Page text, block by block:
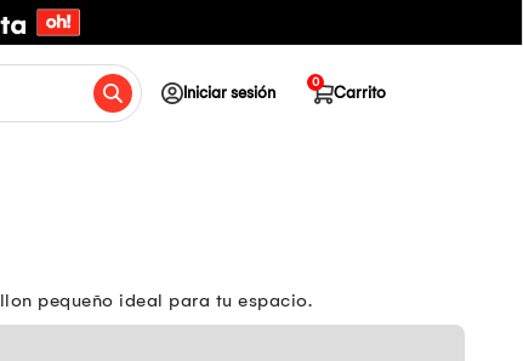
Iniciar sesión Carrito
0
pequeño ideal para tu espacio.